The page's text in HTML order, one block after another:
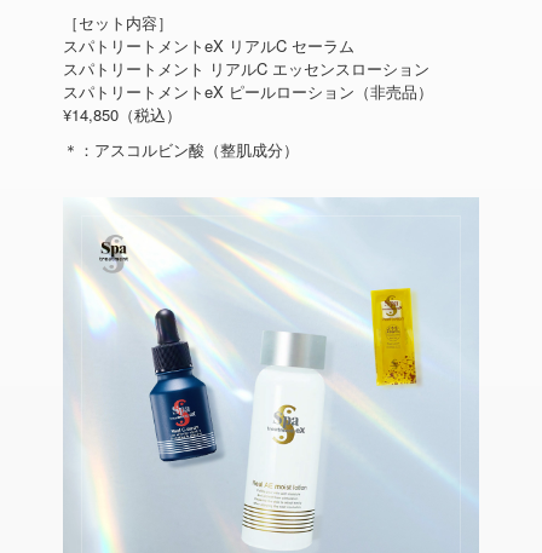
［セット内容］
スパトリートメントeX リアルC セーラム
スパトリートメント リアルC エッセンスローション
スパトリートメントeX ピールローション（非売品）
¥14,850（税込）
＊：アスコルビン酸（整肌成分）